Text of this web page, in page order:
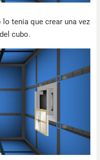
lo tenia que crear una vez
cubo.